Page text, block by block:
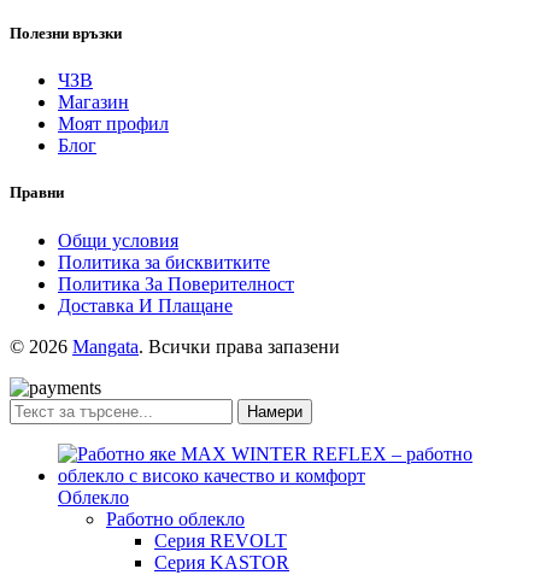
Полезни връзки
ЧЗВ
Магазин
Моят профил
Блог
Правни
Общи условия
Политика за бисквитките
Политика За Поверителност
Доставка И Плащане
© 2026 Mangata. Всички права запазени
Намери
Облекло
Работно облекло
Серия REVOLT
Серия KASTOR